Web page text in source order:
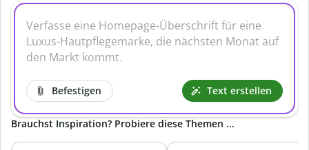
Befestigen Text erstellen
Brauchst Inspiration? Probiere diese Themen ...